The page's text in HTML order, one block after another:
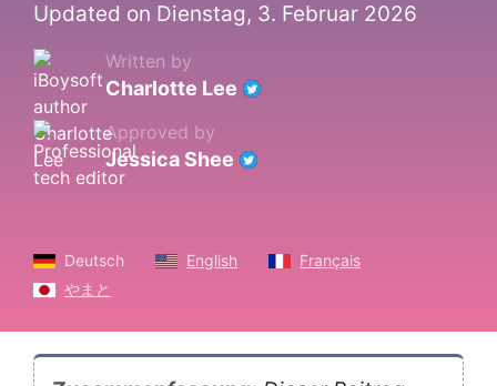
Updated on Dienstag, 3. Februar 2026
Written by
Charlotte Lee
Approved by
Jessica Shee
Deutsch English
Français
やまと